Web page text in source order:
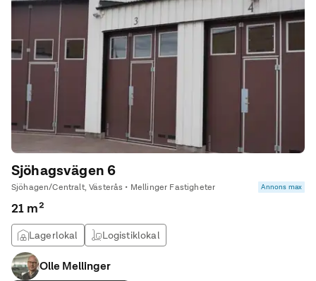
Sjöhagsvägen 6
Sjöhagen/Centralt, Västerås • Mellinger Fastigheter Annons max
21 m²
Lagerlokal Logistiklokal
Olle Mellinger